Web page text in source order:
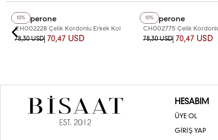
10%
+4Renk
Chaperone
CH002228 Çelik Kordonlu Erkek Kol
Saati
78,30 USD 70,47 USD
10%
+5Renk
Chaperone
CH002775 Çelik
Saati
78,30 USD 70,47 USD
HESABIM
ÜYE OL
GİRİŞ YAP